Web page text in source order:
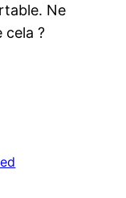
Ne
cela ?